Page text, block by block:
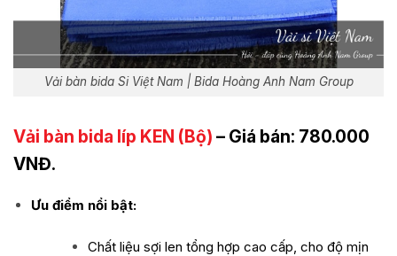
Vải bàn bida Si Việt Nam | Bida Hoàng Anh Nam Group
Vải bàn bida líp KEN (Bộ) – Giá bán: 780.000
VNĐ.
Ưu điểm nổi bật:
Chất liệu sợi len tổng hợp cao cấp, cho độ mịn